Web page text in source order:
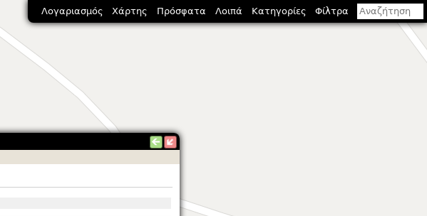
Λογαριασμός Χάρτης Πρόσφατα Λοιπά Κατηγορίες Φίλτρα